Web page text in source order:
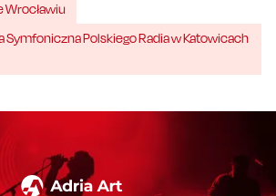
Symfoniczna Polskiego Radia w Katowicach